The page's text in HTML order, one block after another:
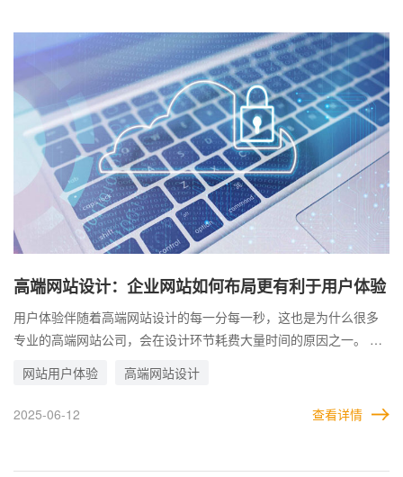
高端网站设计：企业网站如何布局更有利于用户体验
用户体验伴随着高端网站设计的每一分每一秒，这也是为什么很多
专业的高端网站公司，会在设计环节耗费大量时间的原因之一。 如
只考虑自己。那么做出来的网站，八成是过不了用户的选择标准。
而通过对页面的布局调整，元素的利用，可以让企业网站的整个页
网站用户体验 高端网站设计
2025-06-12 查看详情